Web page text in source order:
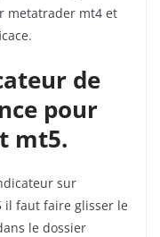
metatrader mt4 et
de
pour
mt5.
sur
il faut faire glisser le
le dossier